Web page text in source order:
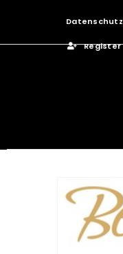
Datenschutz
Register